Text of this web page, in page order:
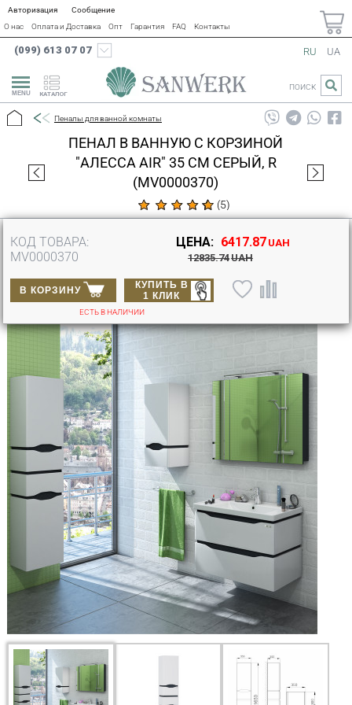
Авторизация
Сообщение
О нас
Оплата и Доставка Опт Гарантия FAQ Контакты
(099) 613 07 07
КАТАЛОГ
RU UA
ПОИСК
Пеналы для ванной комнаты
ПЕНАЛ В ВАННУЮ С КОРЗИНОЙ
"АЛЕССА AIR" 35 СМ СЕРЫЙ, R
(MV0000370)
(5)
КОД ТОВАРА:
MV0000370
ЦЕНА: 6417.87 UAH
12835.74UAH
В КОРЗИНУ
КУПИТЬ В
1 КЛИК
ЕСТЬ В НАЛИЧИИ